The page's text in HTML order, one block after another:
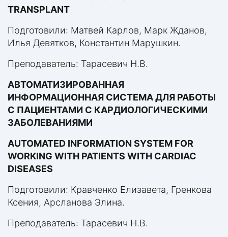
TRANSPLANT
Подготовили: Матвей Карлов, Марк Жданов,
Илья Девятков, Константин Марушкин.
Преподаватель: Тарасевич Н.В.
АВТОМАТИЗИРОВАННАЯ
ИНФОРМАЦИОННАЯ СИСТЕМА ДЛЯ РАБОТЫ
С ПАЦИЕНТАМИ С КАРДИОЛОГИЧЕСКИМИ
ЗАБОЛЕВАНИЯМИ
AUTOMATED INFORMATION SYSTEM FOR
WORKING WITH PATIENTS WITH CARDIAC
DISEASES
Подготовили: Кравченко Елизавета, Гренкова
Ксения, Арсланова Элина.
Преподаватель: Тарасевич Н.В.